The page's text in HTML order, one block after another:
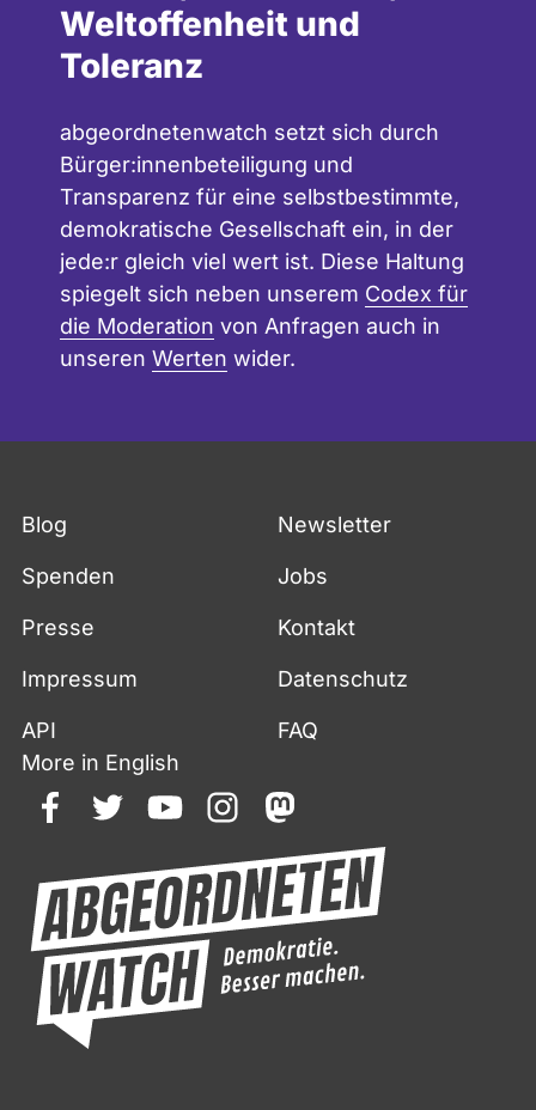
Weltoffenheit und
Toleranz
abgeordnetenwatch setzt sich durch
Bürger:innenbeteiligung und
Transparenz für eine selbstbestimmte,
demokratische Gesellschaft ein, in der
jede:r gleich viel wert ist. Diese Haltung
spiegelt sich neben unserem Codex für
die Moderation von Anfragen auch in
unseren Werten wider.
Blog Newsletter
Spenden Jobs
Presse Kontakt
Impressum Datenschutz
API
FAQ
More in English
facebooktwitteryoutubeinstagrammastodon